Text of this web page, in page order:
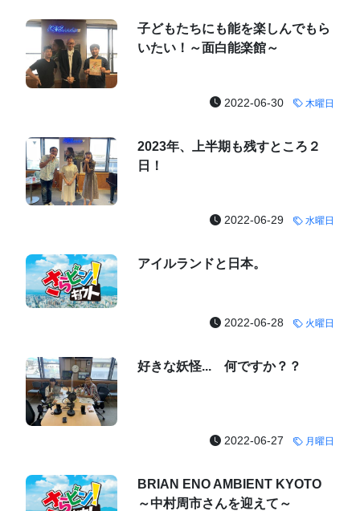
子どもたちにも能を楽しんでもら
いたい！～面白能楽館～
2022-06-30 木曜日
2023年、上半期も残すところ２
日！
2022-06-29 水曜日
アイルランドと日本。
2022-06-28 火曜日
好きな妖怪... 何ですか？？
2022-06-27 月曜日
BRIAN ENO AMBIENT KYOTO
～中村周市さんを迎えて～